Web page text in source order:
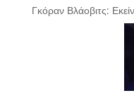
Γκόραν Βλάοβιτς: